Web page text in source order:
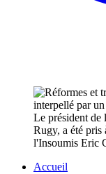
Le président de
Rugy, a été pris
l'Insoumis Eric
Accueil